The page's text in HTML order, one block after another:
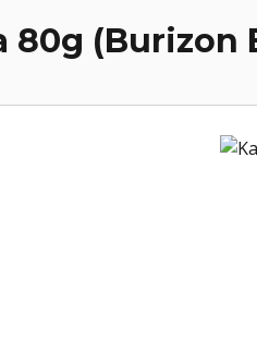
80g (Burizon